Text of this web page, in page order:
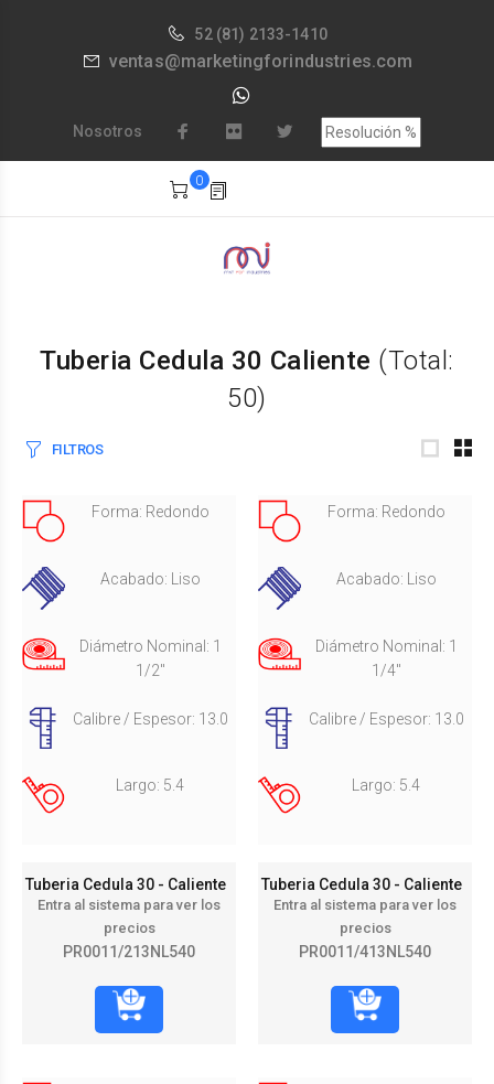
52 (81) 2133-1410
ventas@marketingforindustries.com
Nosotros
0
Tuberia Cedula 30 Caliente (Total:
50)
FILTROS
Forma: Redondo
Acabado: Liso
Diámetro Nominal: 1
1/2"
Calibre / Espesor: 13.0
Largo: 5.4
Tuberia Cedula 30 - Caliente
Entra al sistema para ver los
precios
PR0011/213NL540
Forma: Redondo
Acabado: Liso
Diámetro Nominal: 1
1/4"
Calibre / Espesor: 13.0
Largo: 5.4
Tuberia Cedula 30 - Caliente
Entra al sistema para ver los
precios
PR0011/413NL540